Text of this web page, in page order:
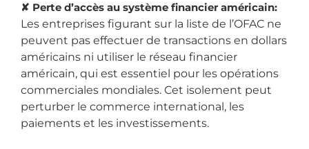
✘ Perte d’accès au système financier américain:
Les entreprises figurant sur la liste de l’OFAC ne
peuvent pas effectuer de transactions en dollars
américains ni utiliser le réseau financier
américain, qui est essentiel pour les opérations
commerciales mondiales. Cet isolement peut
perturber le commerce international, les
paiements et les investissements.